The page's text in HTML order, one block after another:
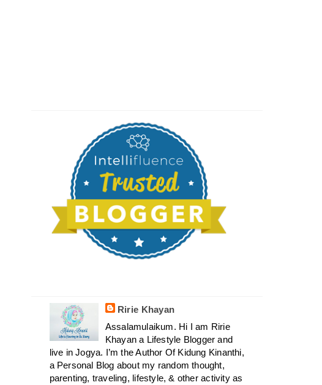
Ririe Khayan
Assalamulaikum. Hi I am Ririe
Khayan a Lifestyle Blogger and
live in Jogya. I’m the Author Of Kidung Kinanthi,
a Personal Blog about my random thought,
parenting, traveling, lifestyle, & other activity as